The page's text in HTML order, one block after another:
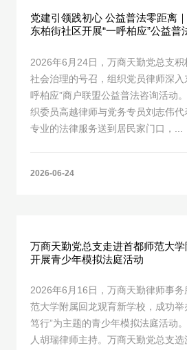
党建引领践初心 公益普法零距离
东柏街社区开展“一呼柏应”公益普
2026年6月24日，万商天勤党总支
社会治理的号召，组织党员律师深入
呼柏应”商户联盟公益普法咨询活动
织委员高越律师与党务专员刘志伟
专业的法律服务送到居民家门口，...
2026-06-24
万商天勤党总支走进首都师范大
开展青少年模拟法庭活动
2026年6月16日，万商天勤律师事
范大学附属回龙观育新学校，成功举
笃行”为主题的青少年模拟法庭活动
人胡瑞律师主持。万商天勤党总支